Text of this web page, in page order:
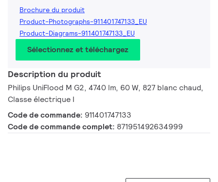
Brochure du produit
Product-Photographs-911401747133_EU
Product-Diagrams-911401747133_EU
Sélectionnez et téléchargez
Description du produit
Philips UniFlood M G2, 4740 lm, 60 W, 827 blanc chaud,
Classe électrique I
Code de commande: 911401747133
Code de commande complet: 871951492634999